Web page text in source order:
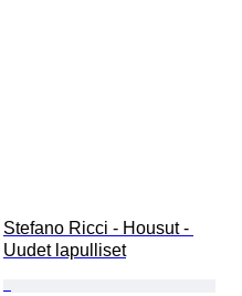
Stefano Ricci - Housut -
Uudet lapulliset